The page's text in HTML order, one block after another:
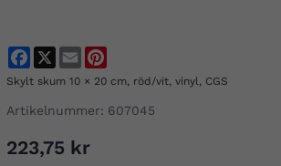
FacebookEmail
Skylt skum 10 × 20 cm, röd/vit, vinyl, CGS
Artikelnummer: 607045
223,75 kr